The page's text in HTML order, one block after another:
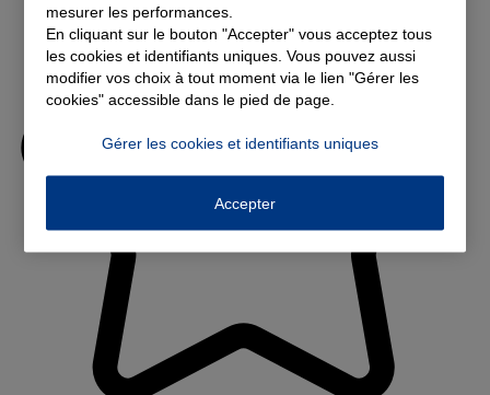
mesurer les performances.
En cliquant sur le bouton "Accepter" vous acceptez tous
les cookies et identifiants uniques. Vous pouvez aussi
modifier vos choix à tout moment via le lien "Gérer les
cookies" accessible dans le pied de page.
Gérer les cookies et identifiants uniques
Accepter